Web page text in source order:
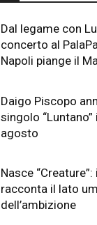
Dal legame con
concerto al
Napoli piange il
Daigo Piscopo
singolo
agosto
Nasce
racconta il lato
dell’ambizione